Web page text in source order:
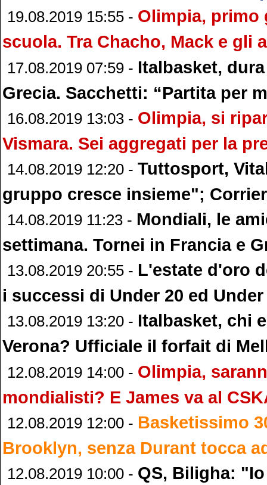
19.08.2019 15:55 - Olimpia, primo
scuola. Tra Chacho, Mack e gli
17.08.2019 07:59 - Italbasket,
Grecia. Sacchetti: “Partita per
16.08.2019 13:03 - Olimpia, si
Vismara. Sei aggregati per la
14.08.2019 12:20 - Tuttosport,
gruppo cresce insieme";
14.08.2019 11:23 - Mondiali, le
settimana. Tornei in Francia e
13.08.2019 20:55 - L'estate d'oro
i successi di Under 20 ed Under
13.08.2019 13:20 - Italbasket, chi
Verona? Ufficiale il forfait di
12.08.2019 14:00 - Olimpia,
mondialisti? E James va al
12.08.2019 12:00 - Basketissimo
Brooklyn, senza Durant tocca
12.08.2019 10:00 - QS, Biligha: